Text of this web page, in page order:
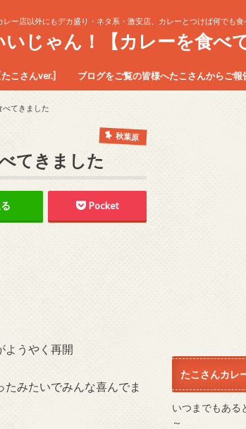
ー店以外にもデカ盛り・ネタ系・激安店、カレーとつけば何でも食
じゃん！【カレーを食べ
こさんver.] ブログをご覧の皆様へたこさんからご
てきました
秋葉原
てきました
Pocket
ようやく再開
みたいでみんな喜んでま
たこさんカレ
いつまでもある
～